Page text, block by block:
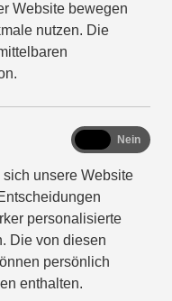
Website bewegen
nutzen. Die
unsere Website
personalisierte
Die von diesen
persönlich
enthalten.
functional
Nein
an
Verordnung über die